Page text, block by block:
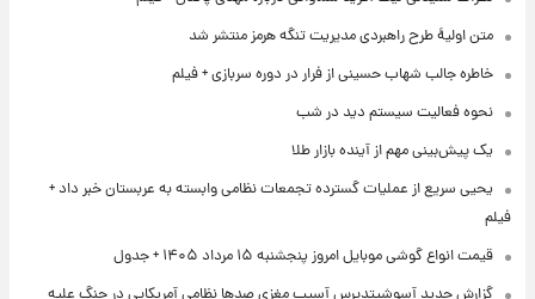
متن اولیۀ طرح راهبردی مدیریت تنگه هرمز منتشر شد
خاطره جالب شهاب حسینی از فرار در دوره سربازی + فیلم
نحوه فعالیت سیستم دید در شب
یک پیش‌بینی مهم از آینده بازار طلا
یحیی سریع از عملیات گسترده تجمعات نظامی وابسته به عربستان خبر داد +
فیلم
قیمت انواع گوشی موبایل امروز پنجشنبه ۱۵ مرداد ۱۴۰۵ + جدول